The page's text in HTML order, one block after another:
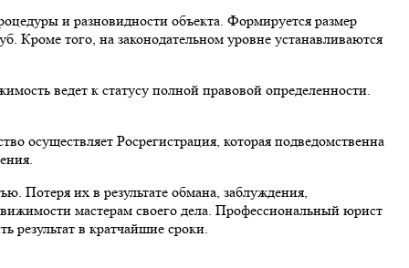
и разновидности объекта. Формируется размер
Кроме того, на законодательном уровне устанавливаются
ведет к статусу полной правовой определенности.
осуществляет Росрегистрация, которая подведомственна
Потеря их в результате обмана, заблуждения,
мастерам своего дела. Профессиональный юрист
результат в кратчайшие сроки.